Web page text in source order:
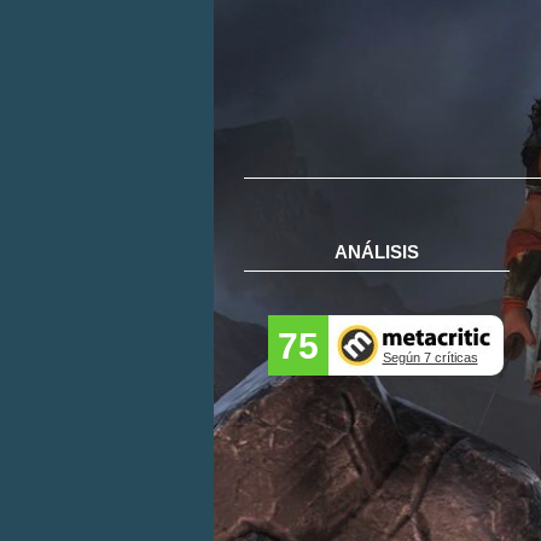
ANÁLISIS
75 Según 7 críticas